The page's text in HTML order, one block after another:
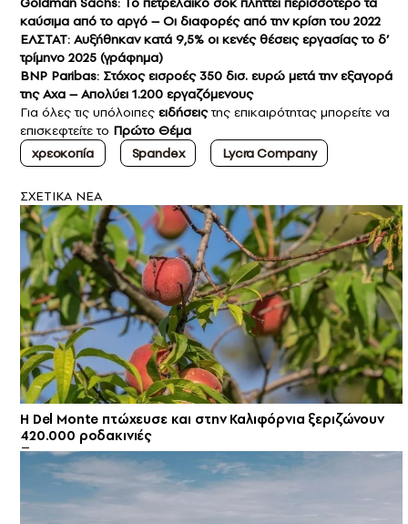
καύσιμα από το αργό – Οι διαφορές από την κρίση του 2022
ΕΛΣΤΑΤ: Αυξήθηκαν κατά 9,5% οι κενές θέσεις εργασίας το δ’
τρίμηνο 2025 (γράφημα)
BNP Paribas: Στόχος εισροές 350 δισ. ευρώ μετά την εξαγορά
της Axa – Απολύει 1.200 εργαζόμενους
Για όλες τις υπόλοιπες ειδήσειςτης επικαιρότητας μπορείτε να
επισκεφτείτε το Πρώτο Θέμα
χρεοκοπία
Spandex Lycra Company
ΣXETIKA NEA
Η Del Monte πτώχευσε και στην Καλιφόρνια ξεριζώνουν
420.000 ροδακινιές